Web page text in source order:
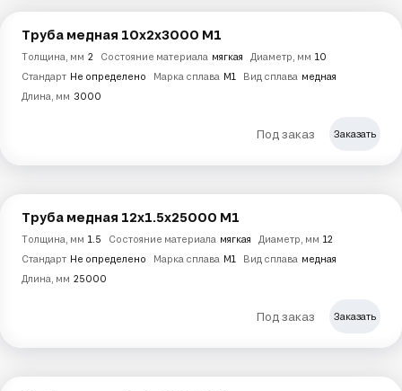
Труба медная 10х2х3000 М1
Толщина, мм 2 Состояние материала мягкая Диаметр, мм 10
Стандарт Не определено Марка сплава М1 Вид сплава медная
Длина, мм 3000
Под заказ Заказать
Труба медная 12х1.5х25000 М1
Толщина, мм 1.5 Состояние материала мягкая Диаметр, мм 12
Стандарт Не определено Марка сплава М1 Вид сплава медная
Длина, мм 25000
Под заказ Заказать